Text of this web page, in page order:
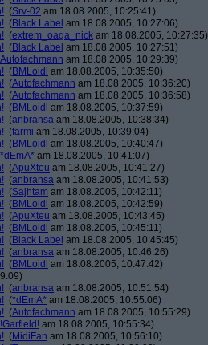
(Srv-02 am 18.08.2005, 10:25:41)
(Black Label am 18.08.2005, 10:27:06)
(extrem_oaga_nick am 18.08.2005, 10:27:35)
(Black Label am 18.08.2005, 10:27:51)
Autofachmann am 18.08.2005, 10:29:39)
(BMLoidl am 18.08.2005, 10:35:50)
(Autofachmann am 18.08.2005, 10:36:20)
(Autofachmann am 18.08.2005, 10:36:58)
(BMLoidl am 18.08.2005, 10:37:59)
(anbransa am 18.08.2005, 10:38:34)
(farmi am 18.08.2005, 10:39:04)
(BMLoidl am 18.08.2005, 10:40:47)
*dEmA* am 18.08.2005, 10:41:07)
(ApuXteu am 18.08.2005, 10:41:27)
(anbransa am 18.08.2005, 10:41:53)
(Sajhtam am 18.08.2005, 10:42:11)
(BMLoidl am 18.08.2005, 10:42:59)
(ApuXteu am 18.08.2005, 10:43:45)
(BMLoidl am 18.08.2005, 10:45:11)
(Black Label am 18.08.2005, 10:45:45)
(anbransa am 18.08.2005, 10:46:26)
(BMLoidl am 18.08.2005, 10:47:42)
(anbransa am 18.08.2005, 10:51:54)
(*dEmA* am 18.08.2005, 10:55:06)
(Autofachmann am 18.08.2005, 10:55:29)
!Garfield! am 18.08.2005, 10:55:34)
(MidiFan am 18.08.2005, 10:56:10)